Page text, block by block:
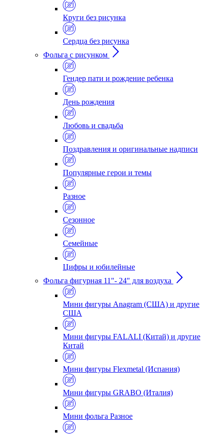
Круги без рисунка
Сердца без рисунка
Фольга с рисунком
Гендер пати и рождение ребенка
День рождения
Любовь и свадьба
Поздравления и оригинальные надписи
Популярные герои и темы
Разное
Сезонное
Семейные
Цифры и юбилейные
Фольга фигурная 11"- 24" для воздуха
Мини фигуры Anagram (США) и другие
США
Мини фигуры FALALI (Китай) и другие
Китай
Мини фигуры Flexmetal (Испания)
Мини фигуры GRABO (Италия)
Мини фольга Разное